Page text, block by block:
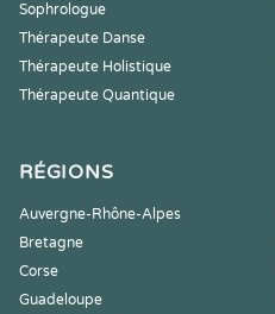
Sophrologue
Thérapeute Danse
Thérapeute Holistique
Thérapeute Quantique
RÉGIONS
Auvergne-Rhône-Alpes
Bretagne
Corse
Guadeloupe